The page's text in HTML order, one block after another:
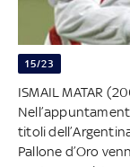
15/23
ISMAIL MATAR
titoli
Pallone d’Oro